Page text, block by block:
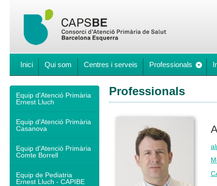
Inici Qui som Centres i serveis Professionals
Equip d'Atenció Primària
Ernest Lluch
Equip d'Atenció Primària
Casanova
Equip d'Atenció Primària
Comte Borrell
Equip de Pediatria
Ernest Lluch - CAPIBE
Professionals